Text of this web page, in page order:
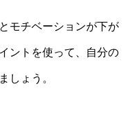
モチベーションが下が
ントを使って、自分の
しょう。